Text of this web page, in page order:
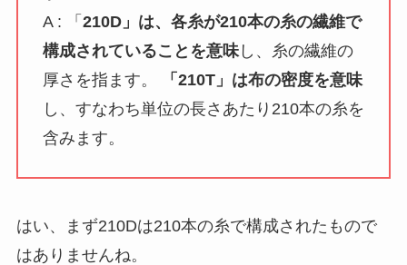
A : 「 210D」は、各糸が210本の糸の繊維で
構成されていることを意味し、糸の繊維の
厚さを指ます。
「210T」は布の密度を意味
し、すなわち単位の長さあたり210本の糸を
含みます。
はい、まず210Dは210本の糸で構成されたもので
はありませんね。